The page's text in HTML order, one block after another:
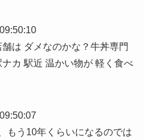
は ダメなのかな？牛丼専門
カ 駅近 温かい物が 軽く食べ
もう10年くらいになるのでは